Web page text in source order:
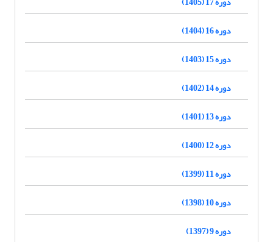
دوره 16 (1404)
دوره 15 (1403)
دوره 14 (1402)
دوره 13 (1401)
دوره 12 (1400)
دوره 11 (1399)
دوره 10 (1398)
دوره 9 (1397)